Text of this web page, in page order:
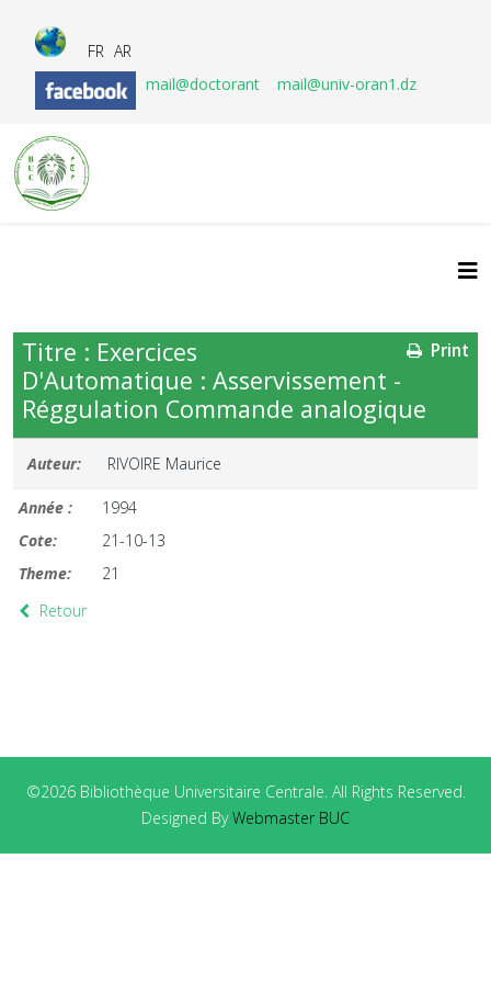
FR AR
mail@doctorant
mail@univ-oran1.dz
Print
Titre : Exercices
D'Automatique : Asservissement -
Réggulation Commande analogique
Auteur: RIVOIRE Maurice
Année :
1994
Cote:
21-10-13
Theme:
21
Retour
©2026 Bibliothèque Universitaire Centrale. All Rights Reserved.
Designed ByWebmaster BUC